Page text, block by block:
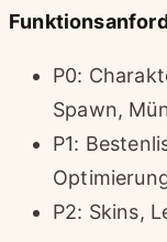
P0:
Spawn,
P1:
P2: Skins,